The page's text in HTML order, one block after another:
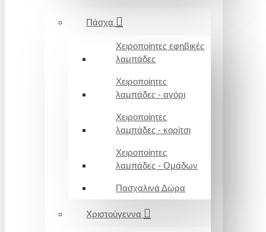
Πάσχα
Χειροποίητες εφηβικές
λαμπάδες
Χειροποίητες
λαμπάδες - αγόρι
Χειροποίητες
λαμπάδες - κορίτσι
Χειροποίητες
λαμπάδες - Ομάδων
Πασχαλινά Δώρα
Χριστούγεννα